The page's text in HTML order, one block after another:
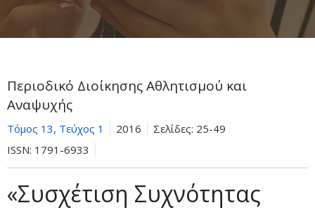
Περιοδικό Διοίκησης Αθλητισμού και
Αναψυχής
Τόμος 13, Τεύχος 1 2016 Σελίδες: 25-49
ISSN: 1791-6933
«Συσχέτιση Συχνότητας